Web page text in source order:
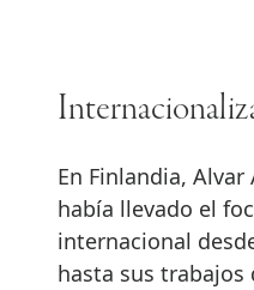
En Finlandia, Alvar
había llevado el
internacional
hasta sus